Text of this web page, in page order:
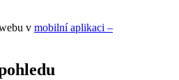
v mobilní aplikaci –